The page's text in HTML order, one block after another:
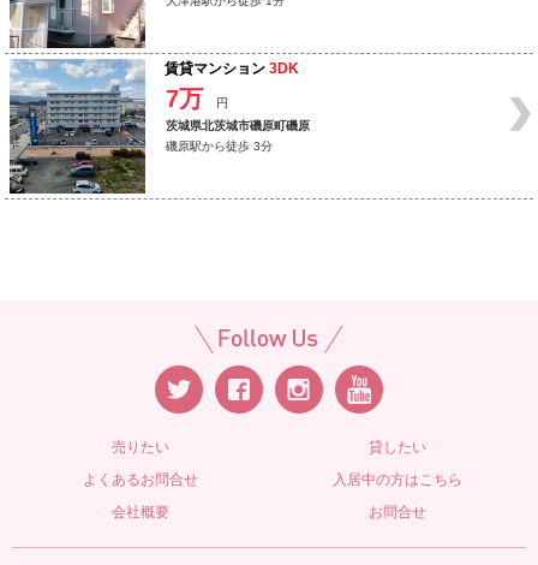
賃貸マンション 3DK
7万
円
茨城県北茨城市磯原町磯原
磯原駅から徒歩 3分
売りたい
貸したい
よくあるお問合せ
入居中の方はこちら
会社概要
お問合せ